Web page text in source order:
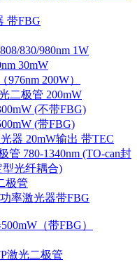
带FBG
830/980nm 1W
30mW
200W）
二极管 200mW
(不带FBG)
(带FBG)
器 20mW输出 带TEC
管 780-1340nm (TO-can封
光纤耦合)
极管
功率激光器带FBG
（带FBG）
激光二极管